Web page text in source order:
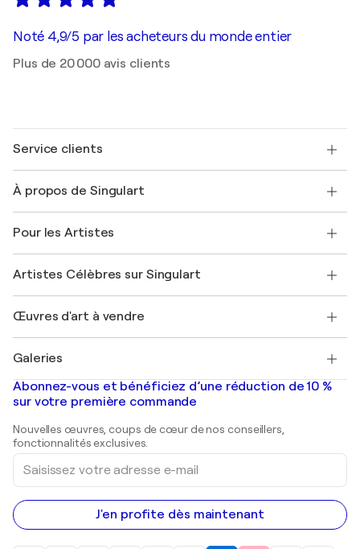
Noté 4,9/5 par les acheteurs du monde entier
Plus de 20 000 avis clients
Service clients
Expédition
Offrir une carte cadeau
Rejoignez notre programme commercial
Mon compte
+33 1 76 44 06 42
À propos de Singulart
FAQ
Magazine Singulart
Emplois
Découvrez une sélection d'art original
Pour les Artistes
Se connecter en tant qu'Artiste
Artistes Célèbres sur Singulart
Marc Chagall
Banksy
Mr. Brainwash
Shepard Fairey
Œuvres d'art à vendre
Tableaux abstraits à vendre
Peintures de paysage
Estampes
Peintures acryliques
Galeries
Galeries d'art en France
Galeries d'art en Belgique
Abonnez-vous et bénéficiez d’une réduction de 10 %
sur votre première commande
Nouvelles œuvres, coups de cœur de nos conseillers,
fonctionnalités exclusives.
Saisissez
votre
adresse
e-
mail
J'en profite dès maintenant